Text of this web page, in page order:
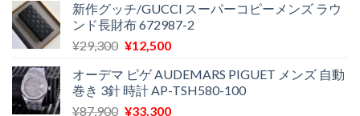
価
格
は
で
し
の
価
格
¥34,800
で
新作グッチ/GUCCI スーパーコピーメンズ ラウ
ンド長財布 672987-2
¥29,300 元
価
格
は
¥12,500現
の
価
格
オーデマ ピゲ AUDEMARS PIGUET メンズ 自動
巻き 3針 時計 AP-TSH580-100
¥87,900 元
¥33,300現